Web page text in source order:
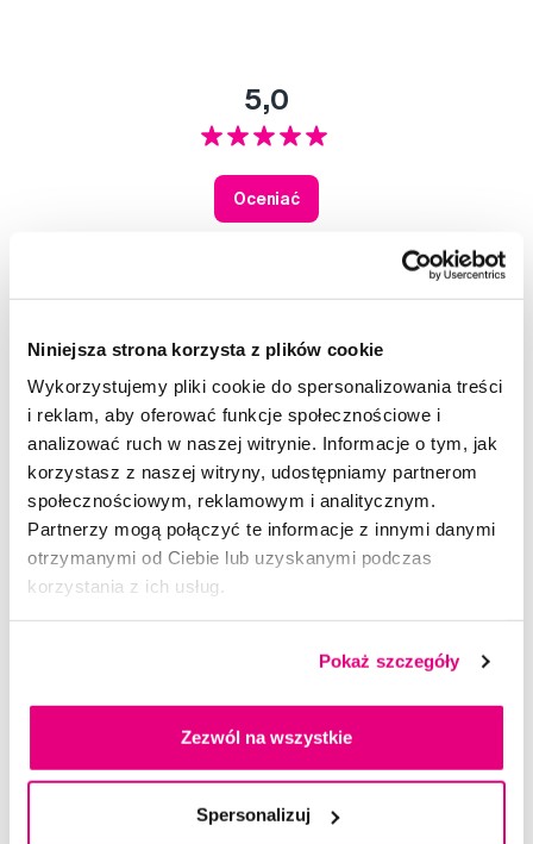
Niniejsza strona korzysta z plików cookie
Wykorzystujemy pliki cookie do spersonalizowania treści
i reklam, aby oferować funkcje społecznościowe i
analizować ruch w naszej witrynie. Informacje o tym, jak
korzystasz z naszej witryny, udostępniamy partnerom
społecznościowym, reklamowym i analitycznym.
Partnerzy mogą połączyć te informacje z innymi danymi
otrzymanymi od Ciebie lub uzyskanymi podczas
korzystania z ich usług.
Pokaż szczegóły
Zezwól na wszystkie
Spersonalizuj
5,0
Oceniać
32
Ocenione przez 36 użytkowników.
Twoja ocena Sortuj według:
Doradzimy Ci